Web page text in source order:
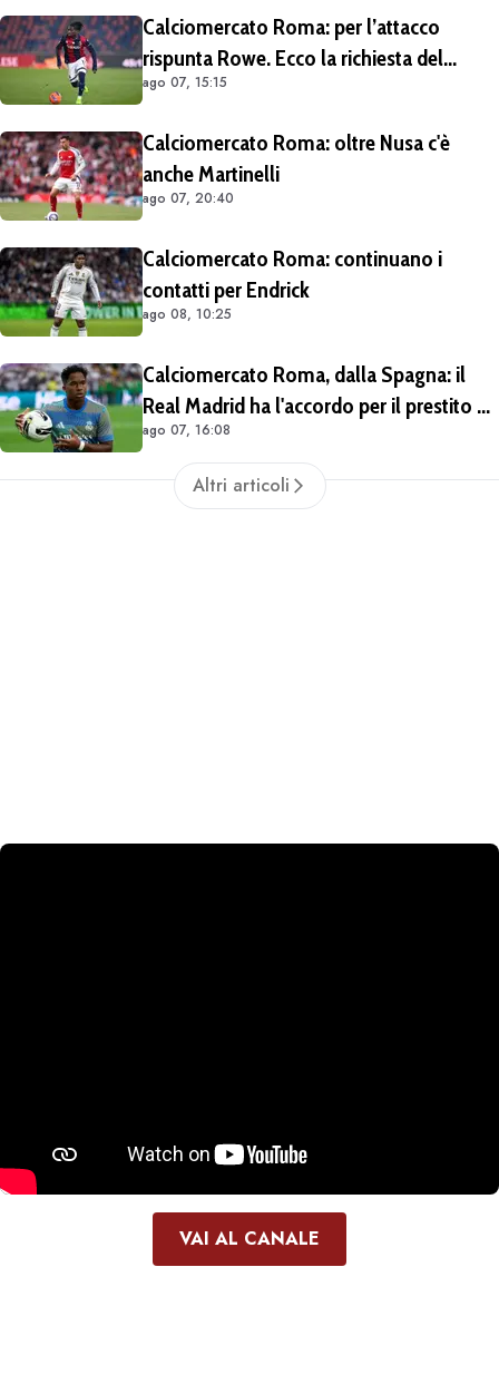
Calciomercato Roma: per l’attacco
rispunta Rowe. Ecco la richiesta del
Bologna
ago 07, 15:15
Calciomercato Roma: oltre Nusa c'è
anche Martinelli
ago 07, 20:40
Calciomercato Roma: continuano i
contatti per Endrick
ago 08, 10:25
Calciomercato Roma, dalla Spagna: il
Real Madrid ha l'accordo per il prestito di
Endrick in Premier League
ago 07, 16:08
Altri articoli
VAI AL CANALE